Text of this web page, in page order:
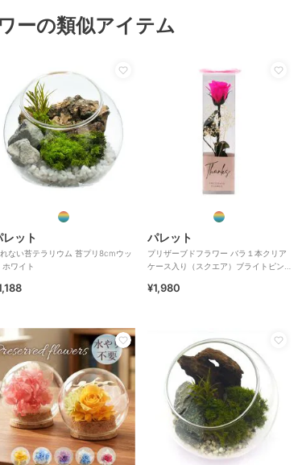
ーの類似アイテム
レット
ない苔テラリウム 苔プリ8cmウッ
ド ホワイト
パレット
プリザーブドフラワー バラ１本クリア
ケース入り（スクエア）ブライトピン
¥1,980